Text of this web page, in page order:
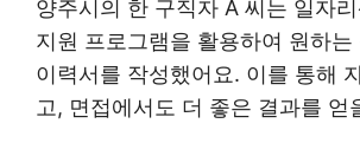
양주시의 한 구직자 A 씨는 일자
지원 프로그램을 활용하여 원하는
이력서를 작성했어요. 이를 통해
고, 면접에서도 더 좋은 결과를 얻